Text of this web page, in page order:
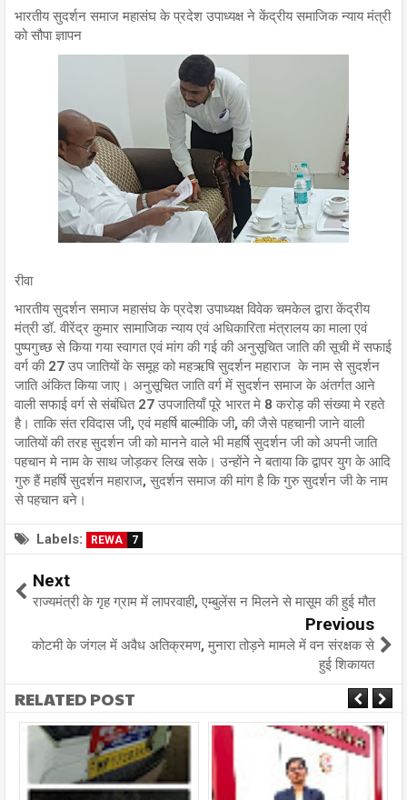
भारतीय सुदर्शन समाज महासंघ के प्रदेश उपाध्यक्ष ने केंद्रीय समाजिक न्याय मंत्री
को सौपा ज्ञापन
रीवा
भारतीय सुदर्शन समाज महासंघ के प्रदेश उपाध्यक्ष विवेक चमकेल द्वारा केंद्रीय
मंत्री डॉ. वीरेंद्र कुमार सामाजिक न्याय एवं अधिकारिता मंत्रालय का माला एवं
पुष्पगुच्छ से किया गया स्वागत एवं मांग की गई की अनुसूचित जाति की सूची में सफाई
वर्ग की 27 उप जातियों के समूह को महऋषि सुदर्शन महाराज के नाम से सुदर्शन
जाति अंकित किया जाए। अनुसूचित जाति वर्ग में सुदर्शन समाज के अंतर्गत आने
वाली सफाई वर्ग से संबंधित 27 उपजातियाँ पूरे भारत मे 8 करोड़ की संख्या मे रहते
है। ताकि संत रविदास जी, एवं महर्षि बाल्मीकि जी, की जैसे पहचानी जाने वाली
जातियों की तरह सुदर्शन जी को मानने वाले भी महर्षि सुदर्शन जी को अपनी जाति
पहचान मे नाम के साथ जोड़कर लिख सके। उन्होंने ने बताया कि द्वापर युग के आदि
गुरु हैं महर्षि सुदर्शन महाराज, सुदर्शन समाज की मांग है कि गुरु सुदर्शन जी के नाम
से पहचान बने।
Labels: REWA 7
Next
राज्यमंत्री के गृह ग्राम में लापरवाही, एम्बुलेंस न मिलने से मासूम की हुई मौत
Previous
कोटमी के जंगल में अवैध अतिक्रमण, मुनारा तोड़ने मामले में वन संरक्षक से
हुई शिकायत
RELATED POST